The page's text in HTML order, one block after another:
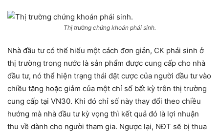
Thị trường chứng khoán phái sinh.
Nhà đầu tư có thể hiểu một cách đơn giản, CK phái sinh ở
thị trường trong nước là sản phẩm được cung cấp cho nhà
đầu tư, nó thể hiện trạng thái đặt cược của người đầu tư vào
chiều tăng hoặc giảm của một chỉ số bất kỳ trên thị trường
cung cấp tại VN30. Khi đó chỉ số này thay đổi theo chiều
hướng mà nhà đầu tư kỳ vọng thì kết quả đó là lợi nhuận
thu về dành cho người tham gia. Ngược lại, NĐT sẽ bị thua